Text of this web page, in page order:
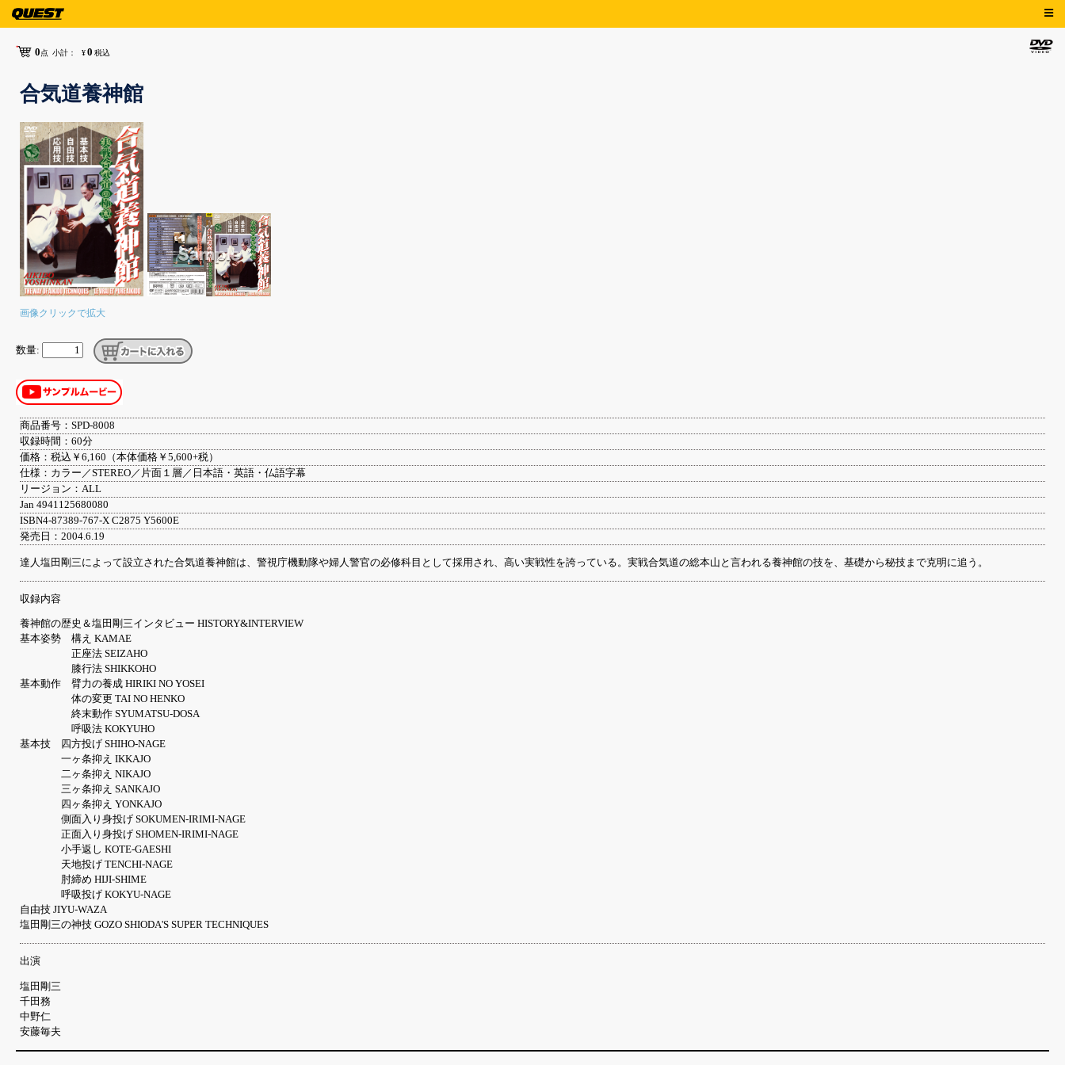
0点 小計： ¥0 税込
合気道養神館
画像クリックで拡大
数量:
商品番号：SPD-8008
収録時間：60分
価格：税込￥6,160（本体価格￥5,600+税）
仕様：カラー／STEREO／片面１層／日本語・英語・仏語字幕
リージョン：ALL
Jan 4941125680080
ISBN4-87389-767-X C2875 Y5600E
発売日：2004.6.19
達人塩田剛三によって設立された合気道養神館は、警視庁機動隊や婦人警官の必修科目として採用され、高い実戦性を誇っている。実戦合気道の総本山と言われる養神館の技を、基礎から秘技まで克明に追う。
収録内容
養神館の歴史＆塩田剛三インタビュー HISTORY&INTERVIEW
基本姿勢 構え KAMAE
正座法 SEIZAHO
膝行法 SHIKKOHO
基本動作 臂力の養成 HIRIKI NO YOSEI
体の変更 TAI NO HENKO
終末動作 SYUMATSU-DOSA
呼吸法 KOKYUHO
基本技 四方投げ SHIHO-NAGE
一ヶ条抑え IKKAJO
二ヶ条抑え NIKAJO
三ヶ条抑え SANKAJO
四ヶ条抑え YONKAJO
側面入り身投げ SOKUMEN-IRIMI-NAGE
正面入り身投げ SHOMEN-IRIMI-NAGE
小手返し KOTE-GAESHI
天地投げ TENCHI-NAGE
肘締め HIJI-SHIME
呼吸投げ KOKYU-NAGE
自由技 JIYU-WAZA
塩田剛三の神技 GOZO SHIODA'S SUPER TECHNIQUES
出演
塩田剛三
千田務
中野仁
安藤毎夫